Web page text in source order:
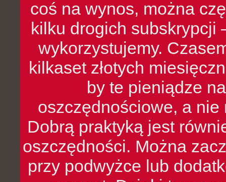
coś na wynos, można
kilku drogich subskrypcji
wykorzystujemy.
kilkaset złotych
by te pieniądze
oszczędnościowe, a nie
Dobrą praktyką jest
oszczędności. Można
przy podwyżce lub